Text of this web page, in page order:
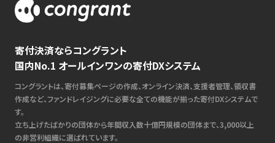
寄付決済ならコングラント
国内No.1 オールインワンの寄付DXシステム
コングラントは、寄付募集ページの作成、オンライン決済、支援者管理、領収書
作成など、ファンドレイジングに必要な全ての機能が揃った寄付DXシステムで
す。
立ち上げたばかりの団体から年間収入数十億円規模の団体まで、3,000以上
の非営利組織に選ばれています。